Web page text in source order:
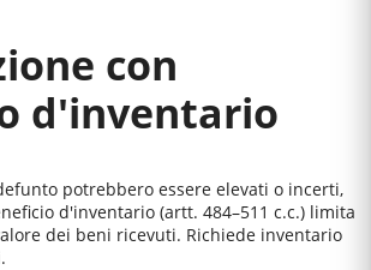
con
d'inventario
potrebbero essere elevati o incerti,
d'inventario (artt. 484–511 c.c.) limita
dei beni ricevuti. Richiede inventario